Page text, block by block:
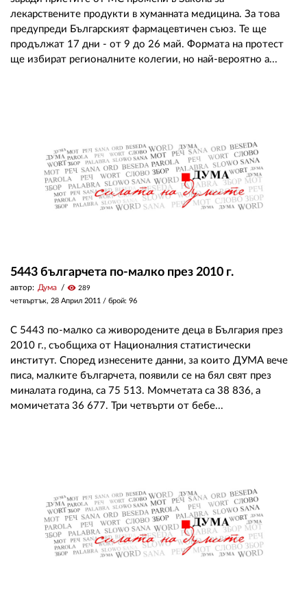
лекарствените продукти в хуманната медицина. За това
предупреди Българският фармацевтичен съюз. Те ще
продължат 17 дни - от 9 до 26 май. Формата на протест
ще избират регионалните колегии, но най-вероятно а...
5443 българчета по-малко през 2010 г.
автор: Дума visibility 289
четвъртък, 28 Април 2011 / брой: 96
С 5443 по-малко са живородените деца в България през
2010 г., съобщиха от Националния статистически
институт. Според изнесените данни, за които ДУМА вече
писа, малките българчета, появили се на бял свят през
миналата година, са 75 513. Момчетата са 38 836, а
момичетата 36 677. Три четвърти от бебе...